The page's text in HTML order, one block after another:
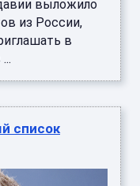
выложило
из России,
в
список